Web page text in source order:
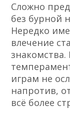
Сложно
без бурной
Нередко
влечение
играм не
напротив,
всё более